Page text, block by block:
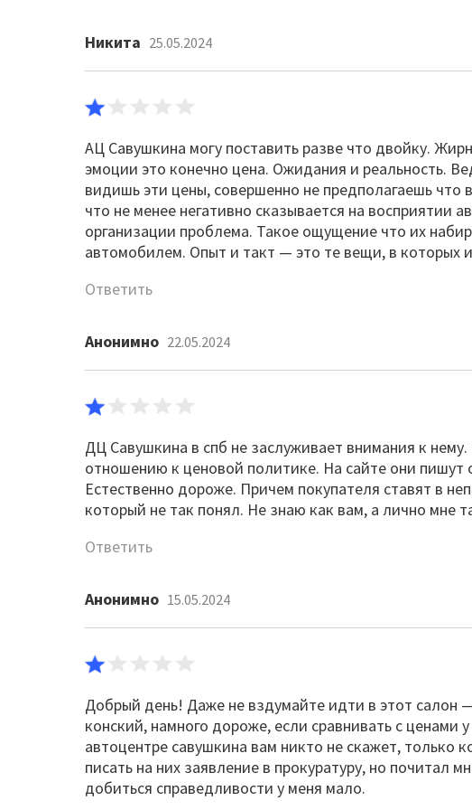
Никита 25.05.2024
АЦ Савушкина могу поставить разве что двойку.
эмоции это конечно цена. Ожидания и реальность.
видишь эти цены, совершенно не предполагаешь
что не менее негативно сказывается на восприятии
организации проблема. Такое ощущение что их
автомобилем. Опыт и такт — это те вещи, в которых
Ответить
Анонимно 22.05.2024
ДЦ Савушкина в спб не заслуживает внимания к
отношению к ценовой политике. На сайте они пишут
Естественно дороже. Причем покупателя ставят в
который не так понял. Не знаю как вам, а лично мне
Ответить
Анонимно 15.05.2024
Добрый день! Даже не вздумайте идти в этот
конский, намного дороже, если сравнивать с ценами
автоцентре савушкина вам никто не скажет, только
писать на них заявление в прокуратуру, но почитал
добиться справедливости у меня мало.